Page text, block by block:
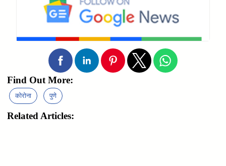
Find Out More:
कोरोना पुणे
Related Articles: